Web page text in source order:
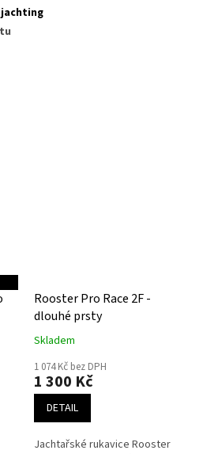
Rooster Pro Race 2F -
dlouhé prsty
Skladem
1 074 Kč bez DPH
1 300 Kč
DETAIL
Jachtařské rukavice Rooster